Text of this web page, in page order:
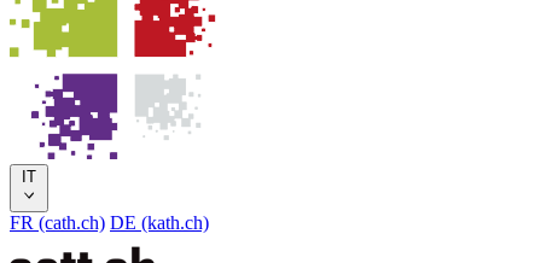
IT
FR (cath.ch) DE (kath.ch)